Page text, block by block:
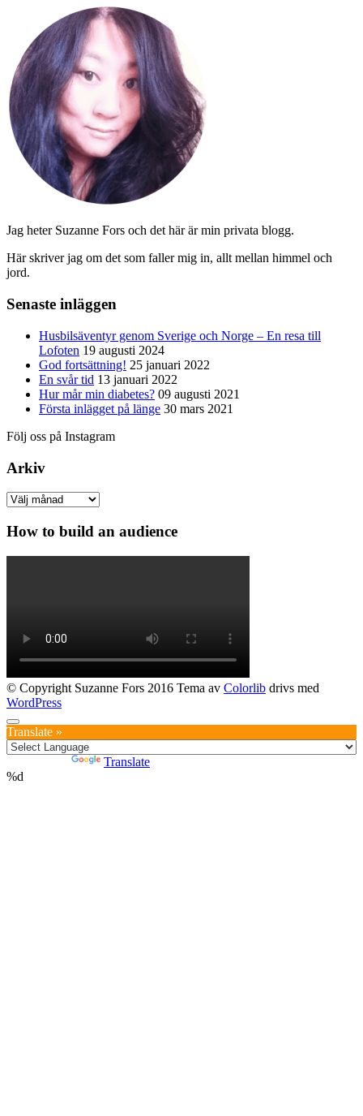
Jag heter Suzanne Fors och det här är min privata blogg.
Här skriver jag om det som faller mig in, allt mellan himmel och
jord.
Senaste inläggen
Husbilsäventyr genom Sverige och Norge – En resa till
Lofoten 19 augusti 2024
God fortsättning! 25 januari 2022
En svår tid 13 januari 2022
Hur mår min diabetes? 09 augusti 2021
Första inlägget på länge 30 mars 2021
Följ oss på Instagram
Arkiv
Arkiv
How to build an audience
© Copyright Suzanne Fors 2016 Tema av Colorlib drivs med
WordPress
Translate »
Translate
%d